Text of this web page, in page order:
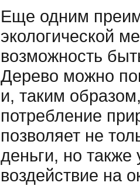
Еще одним
экологической
возможность
Дерево можно
и, таким
потребление
позволяет не
деньги, но также
воздействие на